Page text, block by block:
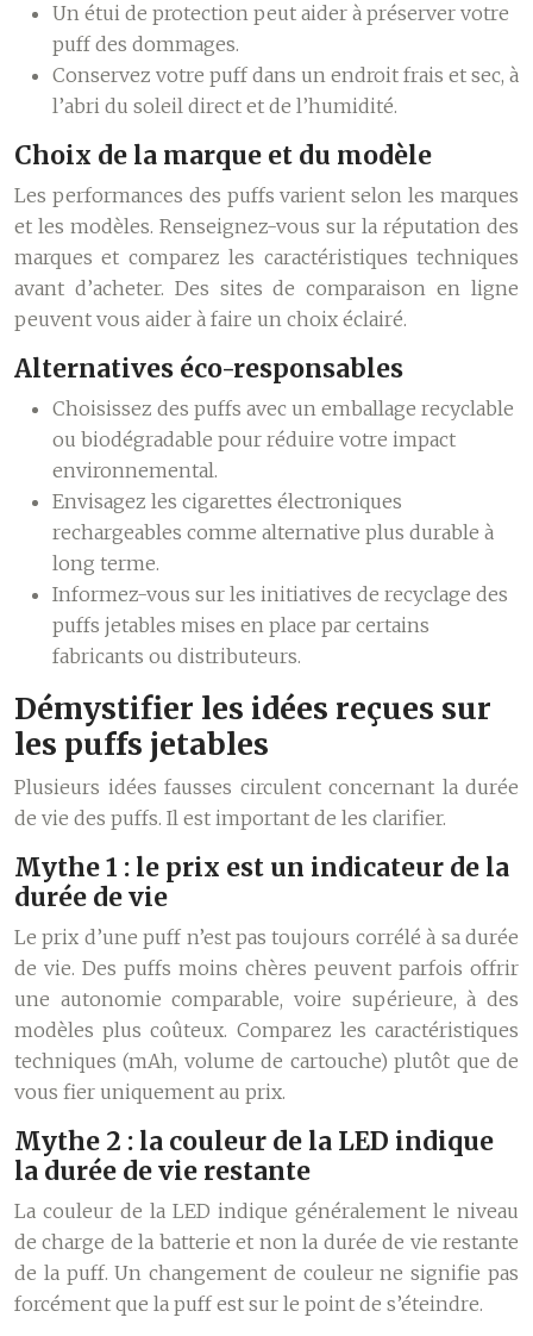
Un étui de protection peut aider à préserver votre
puff des dommages.
Conservez votre puff dans un endroit frais et sec, à
l’abri du soleil direct et de l’humidité.
Choix de la marque et du modèle
Les performances des puffs varient selon les marques
et les modèles. Renseignez-vous sur la réputation des
marques et comparez les caractéristiques techniques
avant d’acheter. Des sites de comparaison en ligne
peuvent vous aider à faire un choix éclairé.
Alternatives éco-responsables
Choisissez des puffs avec un emballage recyclable
ou biodégradable pour réduire votre impact
environnemental.
Envisagez les cigarettes électroniques
rechargeables comme alternative plus durable à
long terme.
Informez-vous sur les initiatives de recyclage des
puffs jetables mises en place par certains
fabricants ou distributeurs.
Démystifier les idées reçues sur
les puffs jetables
Plusieurs idées fausses circulent concernant la durée
de vie des puffs. Il est important de les clarifier.
Mythe 1 : le prix est un indicateur de la
durée de vie
Le prix d’une puff n’est pas toujours corrélé à sa durée
de vie. Des puffs moins chères peuvent parfois offrir
une autonomie comparable, voire supérieure, à des
modèles plus coûteux. Comparez les caractéristiques
techniques (mAh, volume de cartouche) plutôt que de
vous fier uniquement au prix.
Mythe 2 : la couleur de la LED indique
la durée de vie restante
La couleur de la LED indique généralement le niveau
de charge de la batterie et non la durée de vie restante
de la puff. Un changement de couleur ne signifie pas
forcément que la puff est sur le point de s’éteindre.